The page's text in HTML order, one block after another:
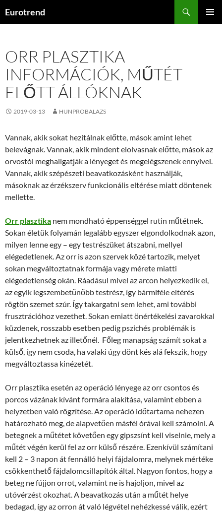
Eurotrend
ORR PLASZTIKA
INFORMÁCIÓK, MŰTÉT
ELŐTT ÁLLÓKNAK
2019-03-13 HUNPROBALAZS
Vannak, akik sokat hezitálnak előtte, mások amint lehet
belevágnak. Vannak, akik mindent elolvasnak előtte, mások az
orvostól meghallgatják a lényeget és megelégszenek ennyivel.
Vannak, akik szépészeti beavatkozásként használják,
másoknak az érzékszerv funkcionális eltérése miatt döntenek
mellette.
Orr plasztika nem mondható éppenséggel rutin műtétnek.
Sokan életük folyamán legalább egyszer elgondolkodnak azon,
milyen lenne egy – egy testrészüket átszabni, mellyel
elégedetlenek. Az orr is azon szervek közé tartozik, melyet
sokan megváltoztatnak formája vagy mérete miatti
elégedetlenség okán. Ráadásul mivel az arcon helyezkedik el,
az egyik legszembetűnőbb testrész, így bármiféle eltérés
rögtön szemet szúr. Így takargatni sem lehet, ami további
frusztrációhoz vezethet. Sokan emiatt önértékelési zavarokkal
küzdenek, rosszabb esetben pedig pszichés problémák is
jelentkezhetnek az illetőnél. Főleg manapság számít sokat a
külső, így nem csoda, ha valaki úgy dönt kés alá fekszik, hogy
megváltoztassa kinézetét.
Orr plasztika esetén az operáció lényege az orr csontos és
porcos vázának kívánt formára alakítása, valamint ebben a
helyzetben való rögzítése. Az operáció időtartama nehezen
határozható meg, de alapvetően másfél órával kell számolni. A
betegnek a műtétet követően egy gipszsínt kell viselnie, mely a
műtét végén kerül fel az orr külső részére. Ezenkívül számítani
kell 2 – 3 napon át fennálló helyi fájdalomra, melynek mértéke
csökkenthető fájdalomcsillapítók által. Nagyon fontos, hogy a
beteg ne fújjon orrot, valamint ne is hajoljon, mivel az
utóvérzést okozhat. A beavatkozás után a műtét helye
bedagad, így az orron át való légvétel nehézkessé válik, ezért